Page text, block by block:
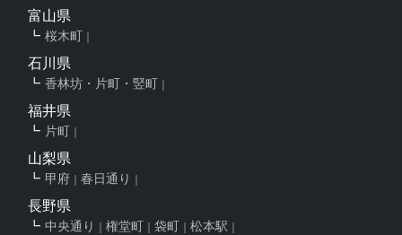
富山県
桜木町
石川県
香林坊・片町・竪町
福井県
片町
山梨県
甲府 春日通り
長野県
中央通り 権堂町 袋町 松本駅